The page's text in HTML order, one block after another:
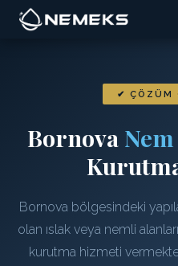
✔ ÇÖZÜM
Bornova
Bornova bölgesindeki
olan ıslak veya nemli
kurutma hizmeti